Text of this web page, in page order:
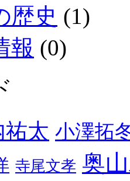
歴史 (1)
報 (0)
太 小澤拓
寺尾文孝 奥